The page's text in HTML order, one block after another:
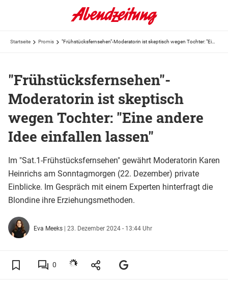
Startseite Promis
"Frühstücksfernsehen"-
Moderatorin ist skeptisch
wegen Tochter: "Eine andere
Idee einfallen lassen"
Im "Sat.1-Frühstücksfernsehen" gewährt Moderatorin Karen
Heinrichs am Sonntagmorgen (22. Dezember) private
Einblicke. Im Gespräch mit einem Experten hinterfragt die
Blondine ihre Erziehungsmethoden.
Eva Meeks | 23. Dezember 2024 - 13:44 Uhr
0